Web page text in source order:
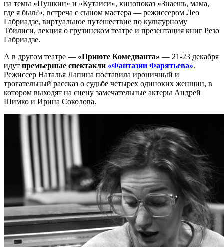
на темы «Пушкин» и «Кутаиси», кинопоказ «Знаешь, мама,
где я был?», встреча с сыном мастера — режиссером Лео
Габриадзе, виртуальное путешествие по культурному
Тбилиси, лекция о грузинском театре и презентация книг Резо
Габриадзе.
А в другом театре — «Приюте Комедианта» — 21-23 декабря
идут премьерные спектакли «Фантазии Фарятьева».
Режиссер Наталья Лапина поставила ироничный и
трогательный рассказ о судьбе четырех одиноких женщин, в
котором выходят на сцену замечательные актеры Андрей
Шимко и Ирина Соколова.